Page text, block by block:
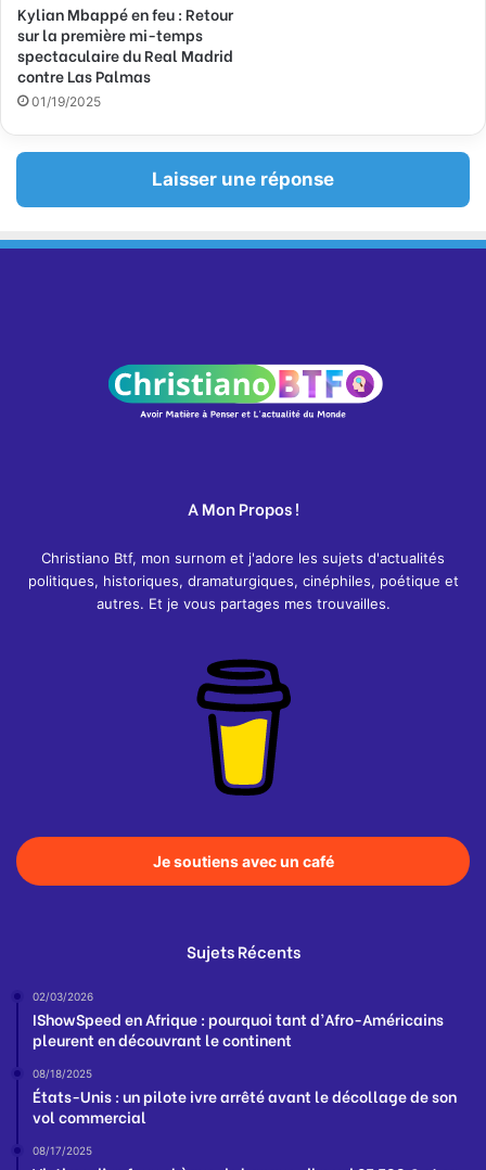
Kylian Mbappé en feu : Retour
sur la première mi-temps
spectaculaire du Real Madrid
contre Las Palmas
01/19/2025
Laisser une réponse
A Mon Propos !
Christiano Btf, mon surnom et j'adore les sujets d'actualités
politiques, historiques, dramaturgiques, cinéphiles, poétique et
autres. Et je vous partages mes trouvailles.
Je soutiens avec un café
Sujets Récents
02/03/2026
IShowSpeed en Afrique : pourquoi tant d’Afro-Américains
pleurent en découvrant le continent
08/18/2025
États-Unis : un pilote ivre arrêté avant le décollage de son
vol commercial
08/17/2025